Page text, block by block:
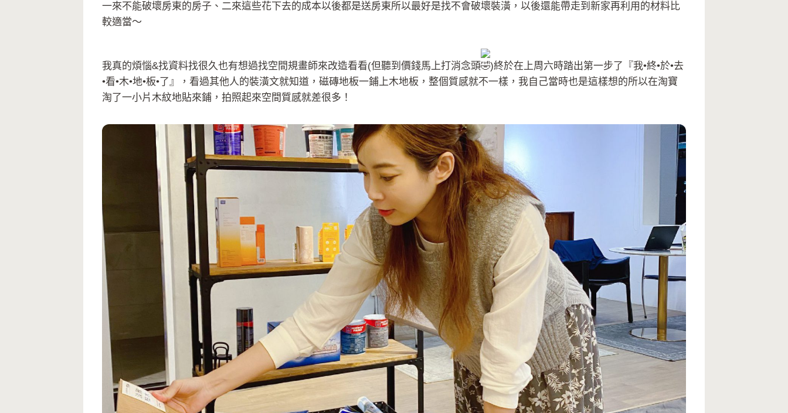
一來不能破壞房東的房子、二來這些花下去的成本以後都是送房東所以最好是找不會破壞裝潢，以後還能帶走到新家再利用的材料比
較適當～
我真的煩惱&找資料找很久也有想過找空間規畫師來改造看看(但聽到價錢馬上打消念頭
)終於在上周六時踏出第一步了『我•終•於•去
•看•木•地•板•了』，看過其他人的裝潢文就知道，磁磚地板一鋪上木地板，整個質感就不一樣，我自己當時也是這樣想的所以在淘寶
淘了一小片木紋地貼來鋪，拍照起來空間質感就差很多！